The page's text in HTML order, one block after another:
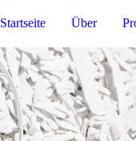
Startseite Über